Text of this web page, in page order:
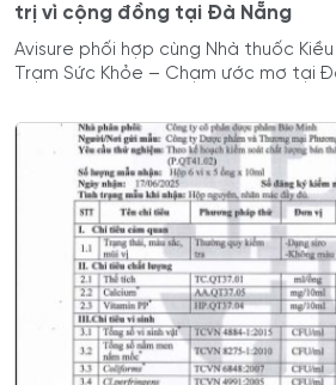
trị vì cộng đồng tại Đà Nẵng
Avisure phối hợp cùng Nhà thuốc
Trạm Sức Khỏe – Chạm ước mơ tại